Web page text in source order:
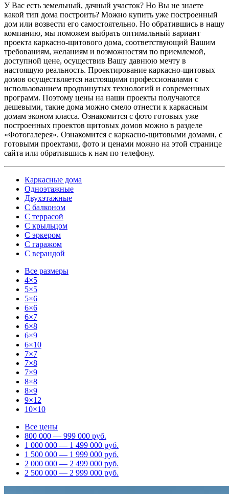
У Вас есть земельный, дачный участок? Но Вы не знаете
какой тип дома построить? Можно купить уже построенный
дом или возвести его самостоятельно. Но обратившись в нашу
компанию, мы поможем выбрать оптимальный вариант
проекта каркасно-щитового дома, соответствующий Вашим
требованиям, желаниям и возможностям по приемлемой,
доступной цене, осуществив Вашу давнюю мечту в
настоящую реальность. Проектирование каркасно-щитовых
домов осуществляется настоящими профессионалами с
использованием продвинутых технологий и современных
программ. Поэтому цены на наши проекты получаются
дешевыми, такие дома можно смело отнести к каркасным
домам эконом класса. Ознакомится с фото готовых уже
построенных проектов щитовых домов можно в разделе
«Фотогалерея». Ознакомится с каркасно-щитовыми домами, с
готовыми проектами, фото и ценами можно на этой странице
сайта или обратившись к нам по телефону.
Каркасные дома
Одноэтажные
Двухэтажные
С балконом
С террасой
С крыльцом
С эркером
С гаражом
С верандой
Все размеры
4×5
5×5
5×6
6×6
6×7
6×8
6×9
6×10
7×7
7×8
7×9
8×8
8×9
9×12
10×10
Все цены
800 000 — 999 000 руб.
1 000 000 — 1 499 000 руб.
1 500 000 — 1 999 000 руб.
2 000 000 — 2 499 000 руб.
2 500 000 — 2 999 000 руб.